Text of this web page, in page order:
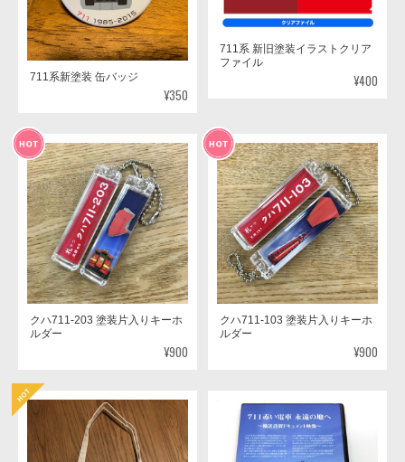
711系新塗装 缶バッジ
¥350
711系 新旧塗装イラストクリア
ファイル
¥400
クハ711-203 塗装片入りキーホ
ルダー
¥900
クハ711-103 塗装片入りキーホ
ルダー
¥900